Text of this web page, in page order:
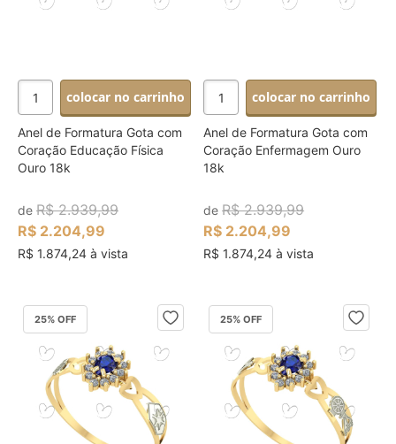
colocar no carrinho
Anel de Formatura Gota com
Coração Educação Física
Ouro 18k
de R$ 2.939,99
R$ 2.204,99
R$ 1.874,24 à vista
colocar no carrinho
Anel de Formatura Gota com
Coração Enfermagem Ouro
18k
deR$ 2.939,99
R$ 2.204,99
R$ 1.874,24 à vista
25% OFF 25% OFF